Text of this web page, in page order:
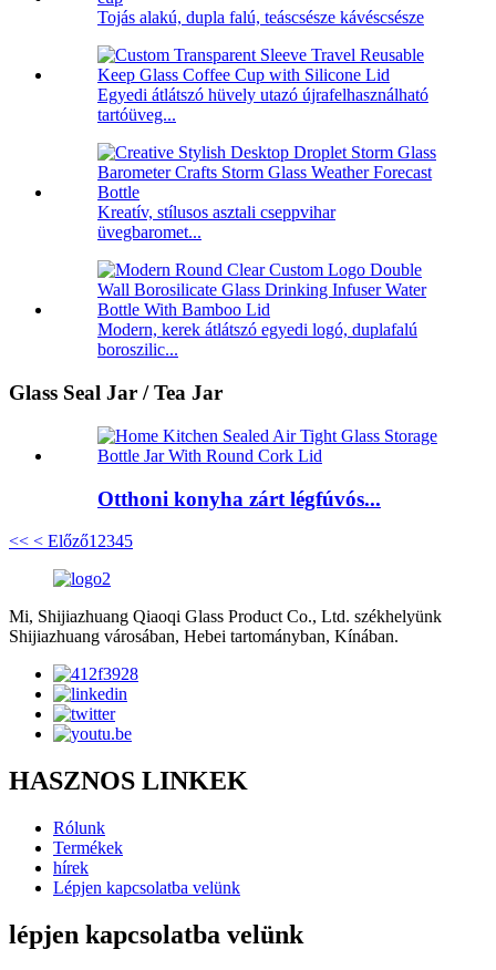
Tojás alakú, dupla falú, teáscsésze kávéscsésze
Egyedi átlátszó hüvely utazó újrafelhasználható
tartóüveg...
Kreatív, stílusos asztali cseppvihar
üvegbaromet...
Modern, kerek átlátszó egyedi logó, duplafalú
boroszilic...
Glass Seal Jar / Tea Jar
Otthoni konyha zárt légfúvós...
<< < Előző1 2345
Mi, Shijiazhuang Qiaoqi Glass Product Co., Ltd. székhelyünk
Shijiazhuang városában, Hebei tartományban, Kínában.
HASZNOS LINKEK
Rólunk
Termékek
hírek
Lépjen kapcsolatba velünk
lépjen kapcsolatba velünk